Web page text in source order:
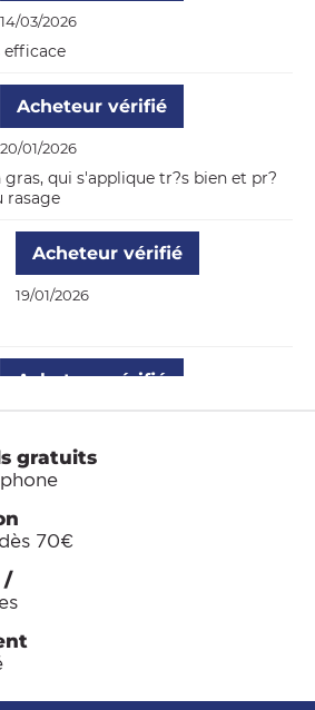
14/03/2026
Acheteur vérifié
20/01/2026
qui s'applique tr?s bien et pr?
rasage
Acheteur vérifié
19/01/2026
Acheteur vérifié
qui ne semble pas être
(où nous habitons).
Acheteur vérifié
29/09/2025
Acheteur vérifié
gratuits
70€
/